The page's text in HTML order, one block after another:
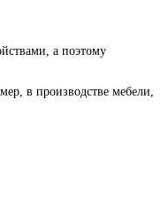
а поэтому
в производстве мебели,